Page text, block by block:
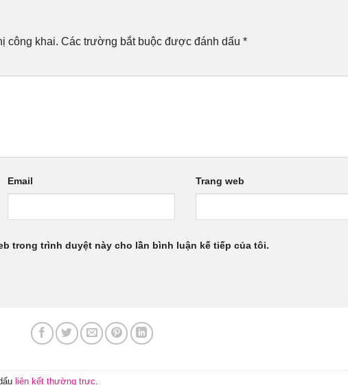
công khai. Các trường bắt buộc được đánh dấu *
Email Trang web
trong trình duyệt này cho lần bình luận kế tiếp của tôi.
liên kết thường trực.